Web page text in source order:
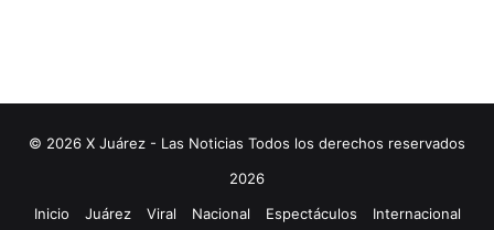
© 2026 X Juárez - Las Noticias Todos los derechos reservados
2026
Inicio
Juárez Viral Nacional Espectáculos Internacional